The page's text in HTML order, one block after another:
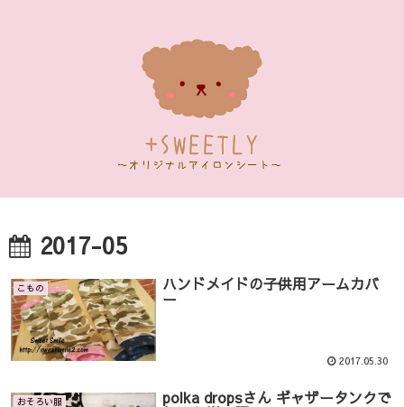
2017-05
こもの ハンドメイドの子供用アームカバ
ー
2017.05.30
おそろい服 polka dropsさん ギャザータンクで